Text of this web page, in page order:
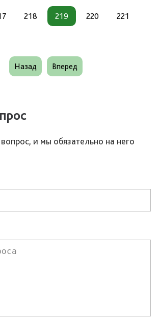
218 219 220 221
Назад Вперед
и мы обязательно на него